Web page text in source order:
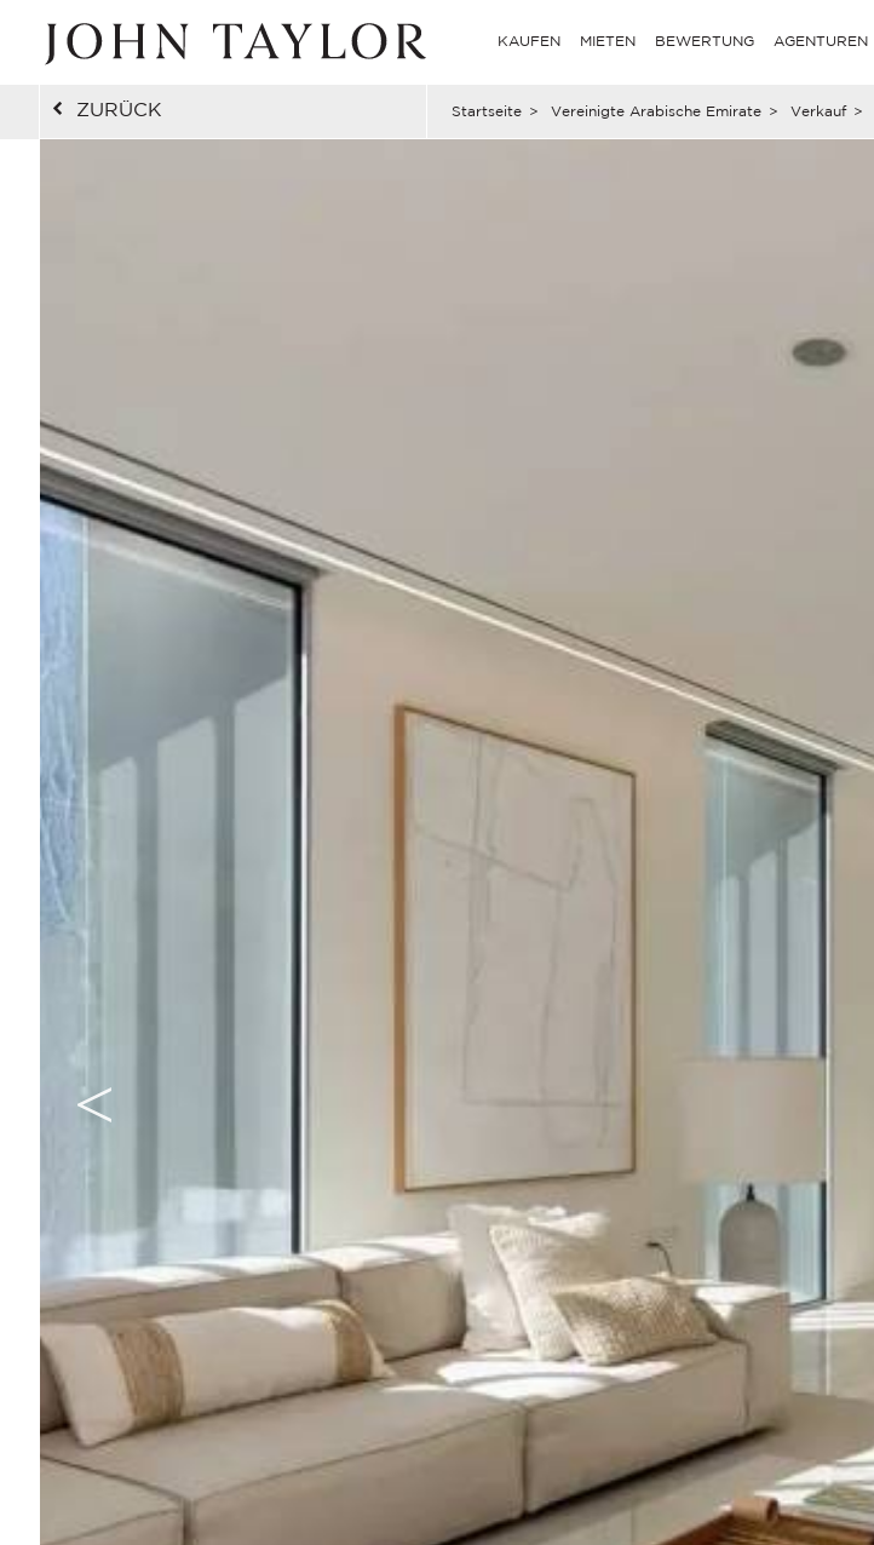
KAUFEN MIETEN BEWERTUNG AGENTUREN
ZURÜCK Startseite > Vereinigte Arabische Emirate > Verkauf >